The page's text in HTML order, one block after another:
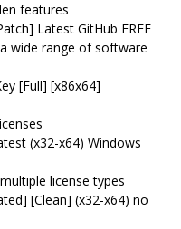
features
Latest GitHub FREE
wide range of software
[Full] [x86x64]
(x32-x64) Windows
license types
[Clean] (x32-x64) no